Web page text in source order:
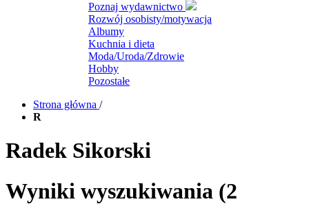
Poznaj wydawnictwo
Rozwój osobisty/motywacja
Albumy
Kuchnia i dieta
Moda/Uroda/Zdrowie
Hobby
Pozostałe
Strona główna /
R
Radek Sikorski
Wyniki wyszukiwania (2